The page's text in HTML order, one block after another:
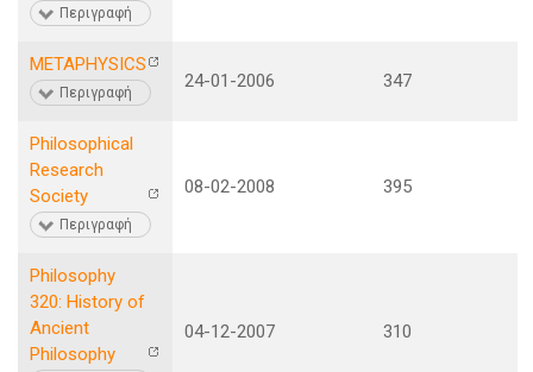
Περιγραφή
METAPHYSICS
Περιγραφή
24-01-2006 347
Philosophical
Research
Society
Περιγραφή
08-02-2008 395
Philosophy
320: History of
Ancient
Philosophy
04-12-2007 310